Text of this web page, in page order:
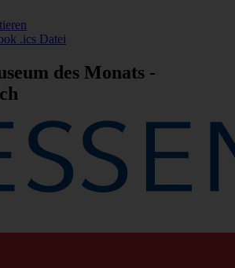
.ics Datei
des Monats -